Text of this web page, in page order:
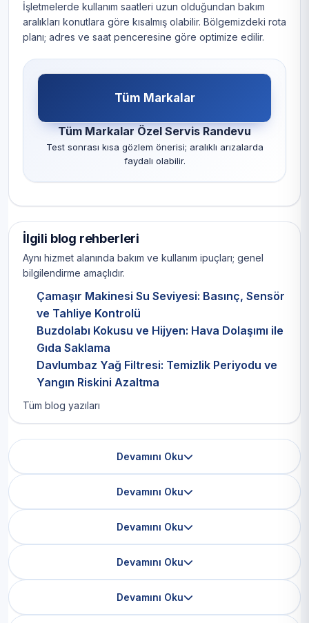
İşletmelerde kullanım saatleri uzun olduğundan bakım
aralıkları konutlara göre kısalmış olabilir. Bölgemizdeki rota
planı; adres ve saat penceresine göre optimize edilir.
Tüm Markalar
Tüm Markalar Özel Servis Randevu
Test sonrası kısa gözlem önerisi; aralıklı arızalarda
faydalı olabilir.
İlgili blog rehberleri
Aynı hizmet alanında bakım ve kullanım ipuçları; genel
bilgilendirme amaçlıdır.
Çamaşır Makinesi Su Seviyesi: Basınç, Sensör
ve Tahliye Kontrolü
Buzdolabı Kokusu ve Hijyen: Hava Dolaşımı ile
Gıda Saklama
Davlumbaz Yağ Filtresi: Temizlik Periyodu ve
Yangın Riskini Azaltma
Tüm blog yazıları
Devamını Oku
Devamını Oku
Devamını Oku
Devamını Oku
Devamını Oku